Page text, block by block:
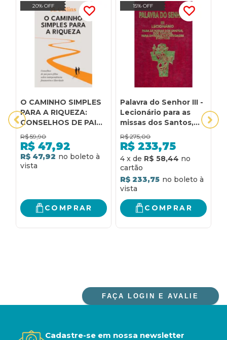
20% OFF
O CAMINHO SIMPLES
PARA A RIQUEZA:
CONSELHOS DE PAI
PARA FILHA SOBRE
INDEPENDÊNCIA
FINANCEIRA E
LIBERDADE
R$ 59,90
R$ 47,92
R$ 47,92
COMPRAR
15% OFF
Palavra do Senhor III -
Lecionário para as
missas dos Santos,
dos comuns, para
diversas
necessidades e
votivas: lecionário
para as missas dos
santos, dos comuns,
para diversas
necessidades e
votivas
R$ 275,00
R$ 233,75
4 x de R$ 58,44
R$ 233,75
COMPRAR
FAÇA LOGIN E AVALIE
Cadastre-se em nossa newsletter